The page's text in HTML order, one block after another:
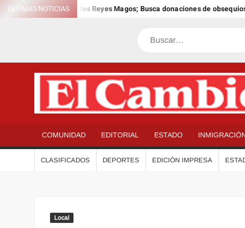
Saltar
ÚLTIMAS NOTICIAS
12º Día Anual de los Reyes Magos; Busca donaciones de obsequios
Buscar
COMUNIDAD EDITORIAL ESTADO
CLASIFICADOS DEPORTES EDICIÓN IMPRESA
Local